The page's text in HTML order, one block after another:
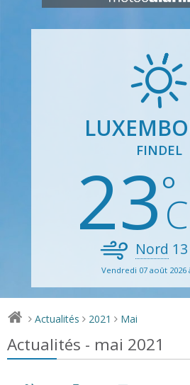
FINDEL
23
Nord 13
Vendredi 07 août 2026
> Actualités > 2021 > Mai
Actualités - mai 2021